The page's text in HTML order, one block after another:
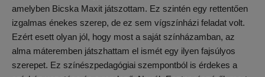
amelyben Bicska Maxit játszottam. Ez szintén egy rettentően
izgalmas énekes szerep, de ez sem vígszínházi feladat volt.
Ezért esett olyan jól, hogy most a saját színházamban, az
alma máteremben játszhattam el ismét egy ilyen fajsúlyos
szerepet. Ez színészpedagógiai szempontból is érdekes a